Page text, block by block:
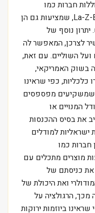
חברות כמו
Lovesac׳s Room & Board ו-La-Z-Boy, שמציעות גם הן
יתרון נוסף של
לצרכן, המאפשר לה
ועל השוליים. עם זאת,
בשוק האמריקאי,
כפי שראינו
ב-2022. מה שמשקיעים מפספסים
המנויים או
את בסיס ההכנסות
ישראליות למודלים
כמו
מוצרים מתכלים עם
את כניסתם של
ואת היכולת של
הרגולציה על
ביוזמות ירוקות